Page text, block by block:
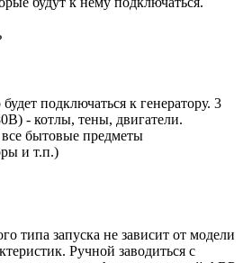
подключаться к генератору. 3
- котлы, тены, двигатели.
бытовые предметы
и т.п.)
типа запуска не зависит от модели
Ручной заводиться с